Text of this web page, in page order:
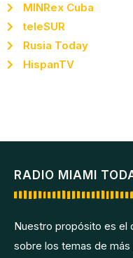
MINRex Cuba
teleSUR
Rusia Today
HispanTV
RADIO MIAMI
Nuestro propósito es el
sobre los temas de